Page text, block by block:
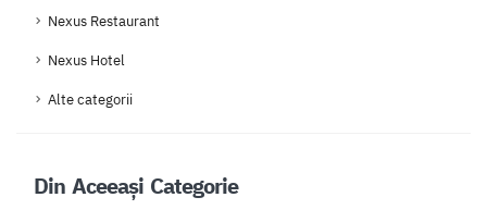
Nexus Restaurant
Nexus Hotel
Alte categorii
Din Aceeași Categorie